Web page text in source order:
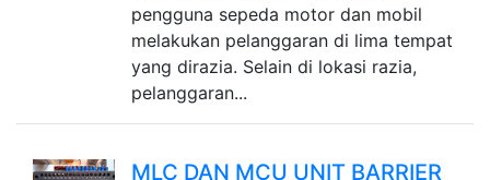
pengguna sepeda motor dan mobil
melakukan pelanggaran di lima tempat
yang dirazia. Selain di lokasi razia,
pelanggaran...
MLC DAN MCU UNIT BARRIER